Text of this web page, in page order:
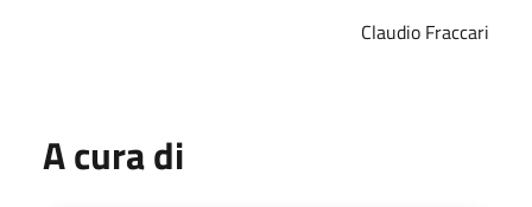
Claudio Fraccari
A cura di